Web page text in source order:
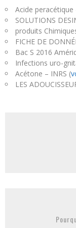
Acide peracétique
SOLUTIONS
produits
FICHE DE
Bac S 2016
Infections uro-
Acétone – INRS (
LES